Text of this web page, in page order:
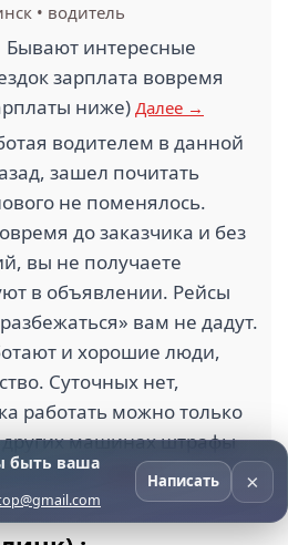
• водитель
Бывают интересные
зарплата вовремя
ниже) Далее →
водителем в данной
зашел почитать
не поменялось.
до заказчика и без
вы не получаете
в объявлении. Рейсы
вам не дадут.
и хорошие люди,
Суточных нет,
работать можно только
других машинах штрафы
выходят. Далее →
быть ваша
Написать ×